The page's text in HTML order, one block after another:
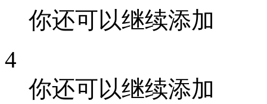
你还可以继续添加
4
你还可以继续添加